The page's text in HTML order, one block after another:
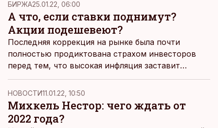
БИРЖА25.01.22, 06:00
А что, если ставки поднимут?
Акции подешевеют?
Последняя коррекция на рынке была почти
полностью продиктована страхом инвесторов
перед тем, что высокая инфляция заставит
Федеральную резервную систему пойти на более
агрессивное повышение ставок. Это фактор
вкупе с ростом доходности облигаций заставил
инвесторов избавляться от акций.
НОВОСТИ11.01.22, 10:50
Михкель Нестор: чего ждать от
2022 года?